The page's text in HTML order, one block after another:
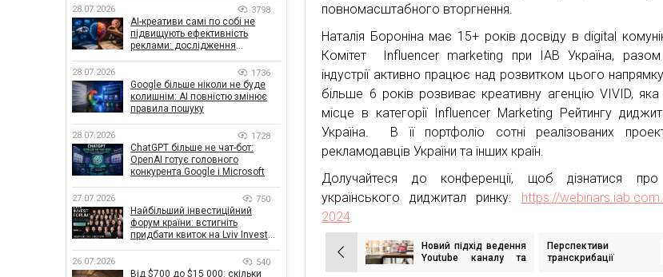
повномасштабного вторгнення.
Наталія Бороніна має 15+ років досвіду в digital
Комітет Influencer marketing при IAB Україна,
індустрії активно працює над розвитком цього
більше 6 років розвиває креативну агенцію VIVID,
місце в категорії Influencer Marketing Рейтингу
Україна. В її портфоліо сотні реалізованих
рекламодавців України та інших країн.
Долучайтеся до конференції, щоб дізнатися
українського диджитал ринку: https://
2024
Навігація
Новий підхід ведення
Youtube каналу та
Перспективи
транскрибації
28.07.2026 3798
AI-креативи самі по собі не
підвищують ефективність
реклами: дослідження
впливає на ефективність
кампаній
28.07.2026 1736
Google більше ніколи не буде
колишнім: AI повністю змінює
правила пошуку
28.07.2026 1728
ChatGPT більше не чат-бот:
OpenAI готує головного
конкурента Google і Microsoft
27.07.2026 750
Найбільший інвестиційний
форум країни: встигніть
придбати квиток на Lviv Invest
26.07.2026 540
Від $700 до $15 000: скільки